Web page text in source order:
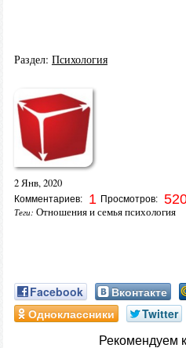
Раздел: Психология
2 Янв, 2020
Комментариев: 1 Просмотров:
Теги: Отношения и семья психология
Facebook Вконтакте
Одноклассники
Twitter
Рекомендуем